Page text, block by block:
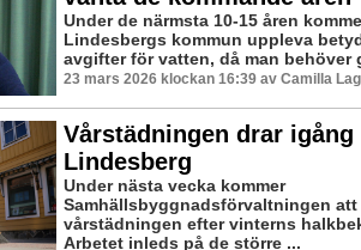
Under de närmsta 10-15 åren
Lindesbergs kommun uppleva
avgifter för vatten, då man behöver
23 mars 2026 klockan 16:39 av Camilla
Vårstädningen drar igång
Lindesberg
Under nästa vecka kommer
Samhällsbyggnadsförvaltningen att
vårstädningen efter vinterns
Arbetet inleds på de större ...